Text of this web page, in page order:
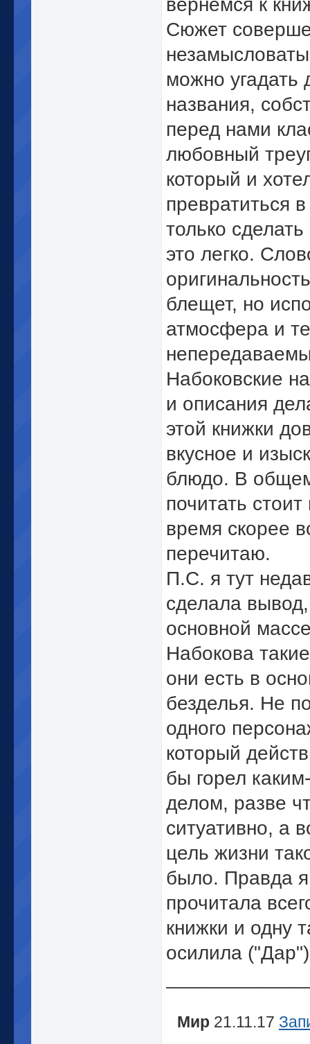
вернёмся к
Сюжет
можно угадать
названия,
перед нами
любовный
который и
превратиться
только сделать
это легко.
блещет, но
атмосфера и те
Набоковские
и описания
этой книжки
вкусное и
блюдо. В
почитать
время скорее
перечитаю.
П.С. я тут
сделала
основной
Набокова
они есть в
безделья. Не
одного
который
бы горел
делом, разве
ситуативно, а
цель жизни
было. Правда я
прочитала
книжки и одну
осилила
Мир 21.11.17